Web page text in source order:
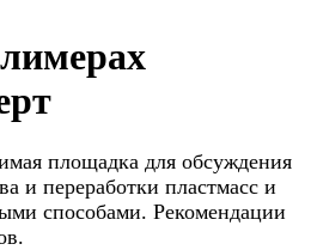
площадка для обсуждения
и переработки пластмасс и
способами. Рекомендации